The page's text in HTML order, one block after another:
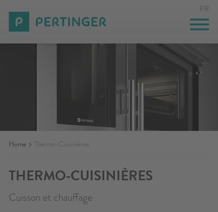
SOLUTIONS SUR MESURE
ENTREPRISE
ÉVÉNEMENTS
Home Thermo-Cuisinières
THERMO-CUISINIÈRES
Cuisson et chauffage